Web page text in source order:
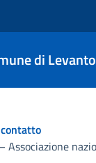
di Levanto
Associazione